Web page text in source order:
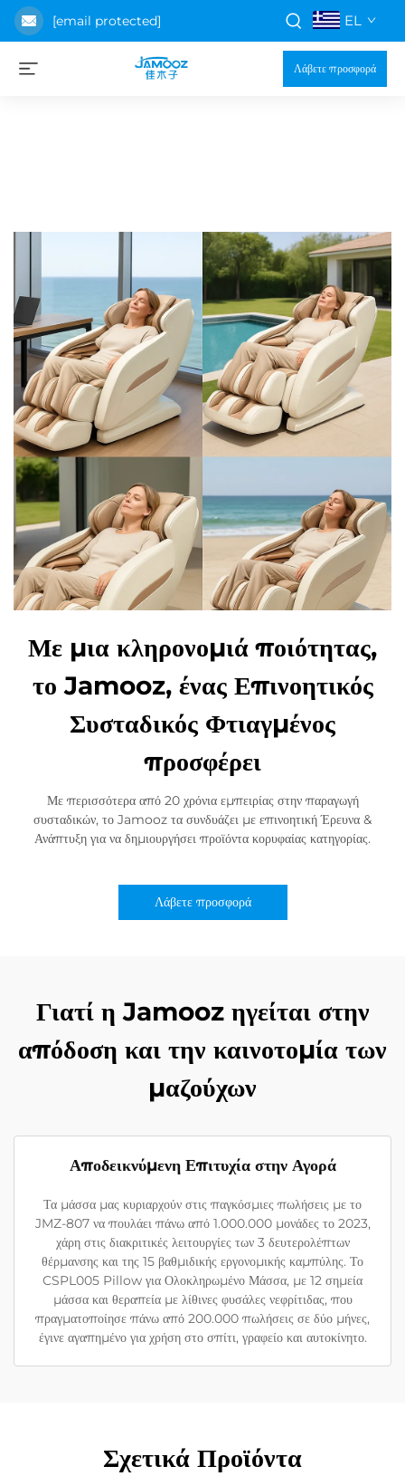
[email protected] EL
Λάβετε προσφορά
Με μια κληρονομιά ποιότητας,
το Jamooz, ένας Επινοητικός
Συσταδικός Φτιαγμένος
προσφέρει
Με περισσότερα από 20 χρόνια εμπειρίας στην παραγωγή
συσταδικών, το Jamooz τα συνδυάζει με επινοητική Έρευνα &
Ανάπτυξη για να δημιουργήσει προϊόντα κορυφαίας κατηγορίας.
Λάβετε προσφορά
Γιατί η Jamooz ηγείται στην
απόδοση και την καινοτομία των
μαζούχων
Αποδεικνύμενη Επιτυχία στην Αγορά
Τα μάσσα μας κυριαρχούν στις παγκόσμιες πωλήσεις με το
JMZ-807 να πουλάει πάνω από 1.000.000 μονάδες το 2023,
χάρη στις διακριτικές λειτουργίες των 3 δευτερολέπτων
θέρμανσης και της 15 βαθμιδικής εργονομικής καμπύλης. Το
CSPL005 Pillow για Ολοκληρωμένο Μάσσα, με 12 σημεία
μάσσα και θεραπεία με λίθινες φυσάλες νεφρίτιδας, που
πραγματοποίησε πάνω από 200.000 πωλήσεις σε δύο μήνες,
έγινε αγαπημένο για χρήση στο σπίτι, γραφείο και αυτοκίνητο.
Σχετικά Προϊόντα